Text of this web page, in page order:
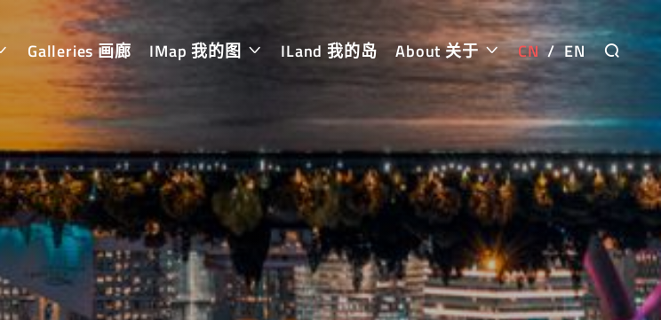
Galleries 画廊 IMap 我的图 ILand 我的岛 About 关于 CN/EN